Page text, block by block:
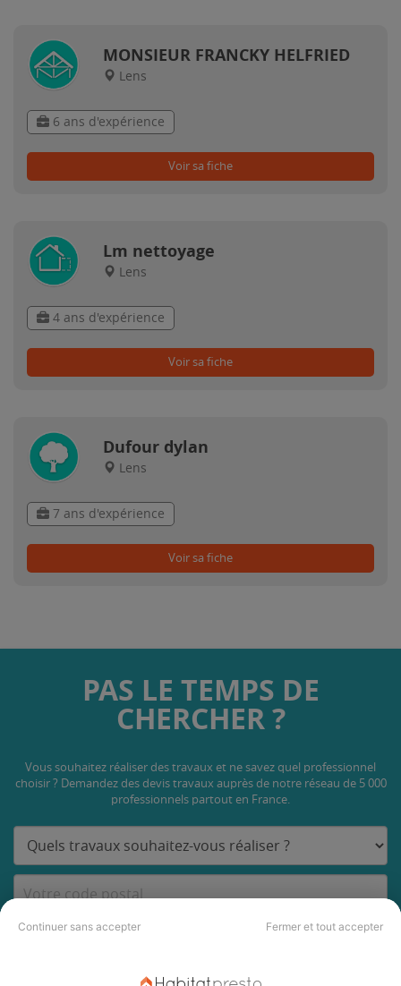
Continuer sans accepter Fermer et tout accepter
MONSIEUR FRANCKY HELFRIED
Lens
6 ans d'expérience
Voir sa fiche
Lm nettoyage
Lens
4 ans d'expérience
Voir sa fiche
Dufour dylan
Lens
7 ans d'expérience
Voir sa fiche
PAS LE TEMPS DE
CHERCHER ?
Vous souhaitez réaliser des travaux et ne savez quel professionnel
choisir ? Demandez des devis travaux auprès de notre réseau de 5 000
professionnels partout en France.
DEMANDER UN DEVIS